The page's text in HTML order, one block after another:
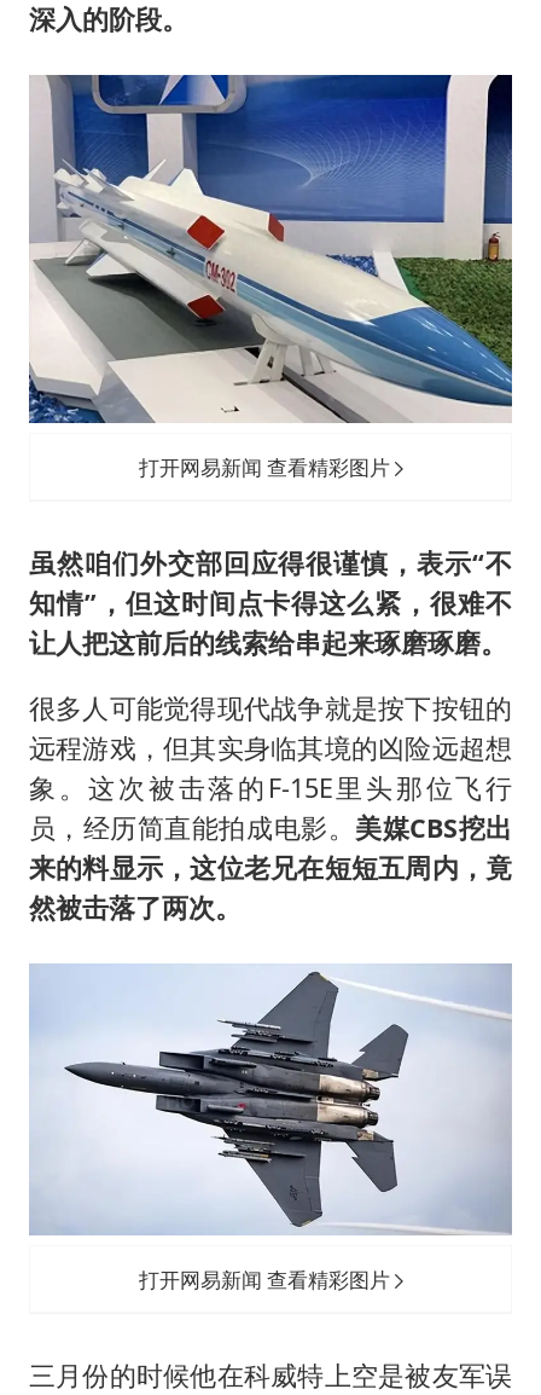
深入的阶段。
打开网易新闻 查看精彩图片
虽然咱们外交部回应得很谨慎，表示“不
知情”，但这时间点卡得这么紧，很难不
让人把这前后的线索给串起来琢磨琢磨。
很多人可能觉得现代战争就是按下按钮的
远程游戏，但其实身临其境的凶险远超想
象。这次被击落的F-15E里头那位飞行
员，经历简直能拍成电影。 美媒CBS挖出
来的料显示，这位老兄在短短五周内，竟
然被击落了两次。
打开网易新闻 查看精彩图片
三月份的时候他在科威特上空是被友军误